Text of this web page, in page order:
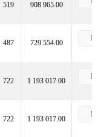
519 908 965.00
487 729 554.00
722 1 193 017.00
722 1 193 017.00